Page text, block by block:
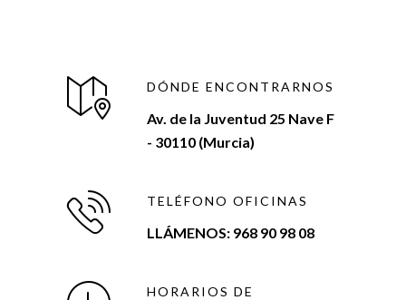
DÓNDE ENCONTRARNOS
Av. de la Juventud 25 Nave F
- 30110 (Murcia)
TELÉFONO OFICINAS
LLÁMENOS: 968 90 98 08
HORARIOS DE